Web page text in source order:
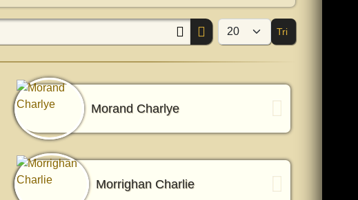
Afficher #
Tri
Morand Charlye
Morrighan Charlie